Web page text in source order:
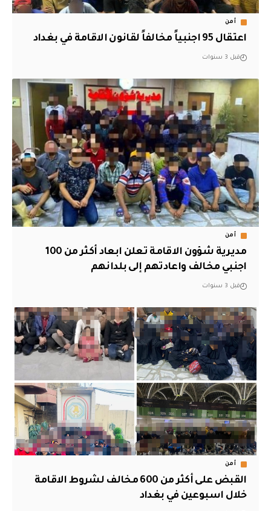
أمن
اعتقال 95 اجنبياً مخالفاً لقانون الاقامة في بغداد
قبل 3 سنوات
أمن
مديرية شؤون الاقامة تعلن ابعاد أكثر من 100
اجنبي مخالف واعادتهم إلى بلدانهم
قبل 3 سنوات
أمن
القبض على أكثر من 600 مخالف لشروط الاقامة
خلال اسبوعين في بغداد